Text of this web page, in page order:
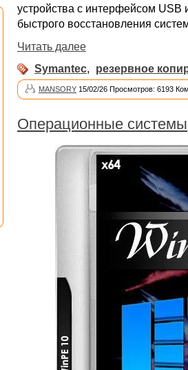
устройства с интерфейсом USB
быстрого восстановления
Читать далее
Symantec, резервное
MANSORY 15/02/26 Просмотров: 6193
Операционные системы